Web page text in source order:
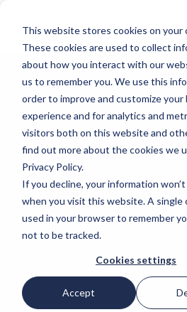
This website stores cookies on your
These cookies are used to collect
about how you interact with our
us to remember you. We use this
order to improve and customize your
experience and for analytics and
visitors both on this website and
find out more about the cookies we
Privacy Policy.
If you decline, your information
when you visit this website. A single
used in your browser to remember
not to be tracked.
Cookies settings
Accept
ARTIKEL
betekent
omkering
voor